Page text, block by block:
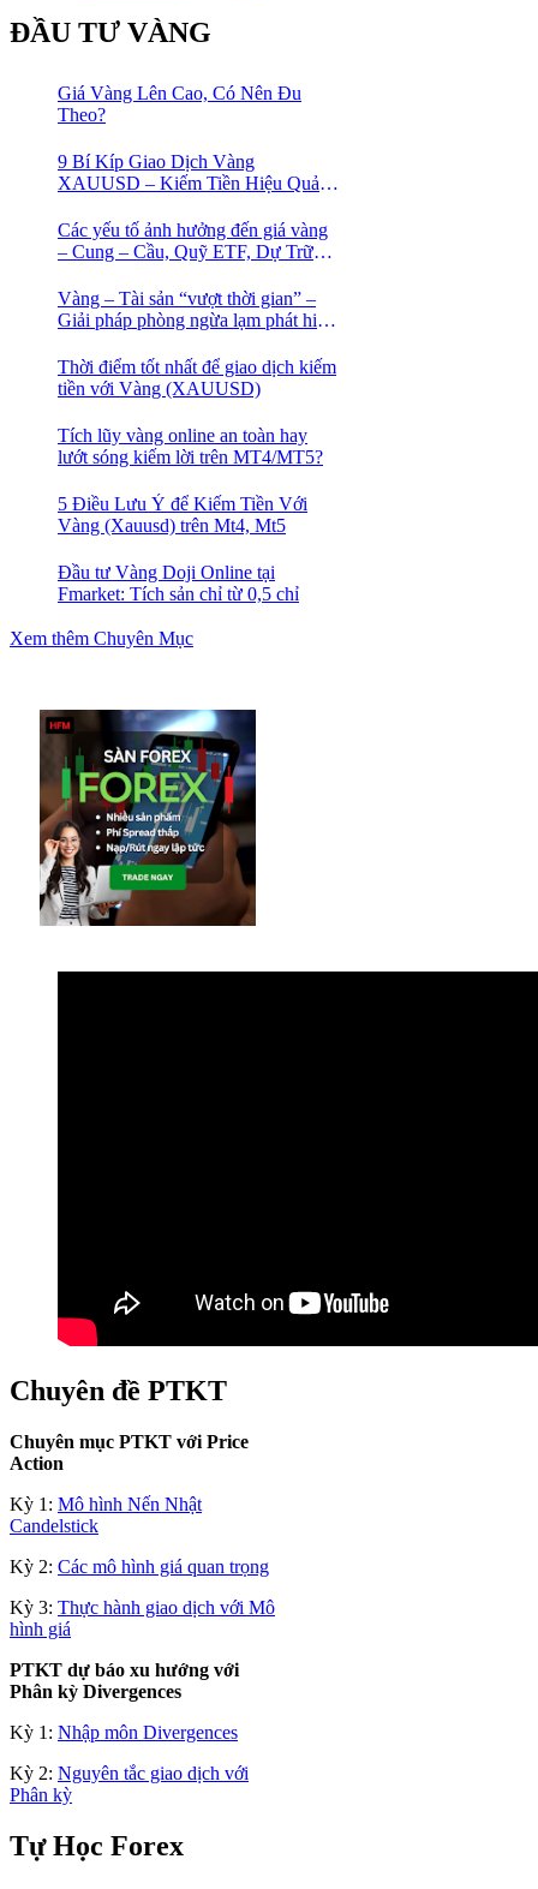
ĐẦU TƯ VÀNG
Giá Vàng Lên Cao, Có Nên Đu
Theo?
9 Bí Kíp Giao Dịch Vàng
XAUUSD – Kiếm Tiền Hiệu Quả
Các yếu tố ảnh hưởng đến giá vàng
– Cung – Cầu, Quỹ ETF, Dự Trữ
Vàng – Tài sản “vượt thời gian” –
Giải pháp phòng ngừa lạm phát hiệu
Thời điểm tốt nhất để giao dịch kiếm
tiền với Vàng (XAUUSD)
Tích lũy vàng online an toàn hay
lướt sóng kiếm lời trên MT4/MT5?
5 Điều Lưu Ý để Kiếm Tiền Với
Vàng (Xauusd) trên Mt4, Mt5
Đầu tư Vàng Doji Online tại
Fmarket: Tích sản chỉ từ 0,5 chỉ
Xem thêm Chuyên Mục
Chuyên đề PTKT
Chuyên mục PTKT với Price
Action
Kỳ 1: Mô hình Nến Nhật
Candelstick
Kỳ 2: Các mô hình giá quan trọng
Kỳ 3: Thực hành giao dịch với Mô
hình giá
PTKT dự báo xu hướng với
Phân kỳ Divergences
Kỳ 1: Nhập môn Divergences
Kỳ 2: Nguyên tắc giao dịch với
Phân kỳ
Tự Học Forex